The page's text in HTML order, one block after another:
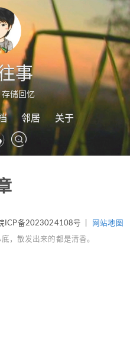
事
储回忆
邻居 关于
ICP备2023024108号 网站地图
，散发出来的都是清香。